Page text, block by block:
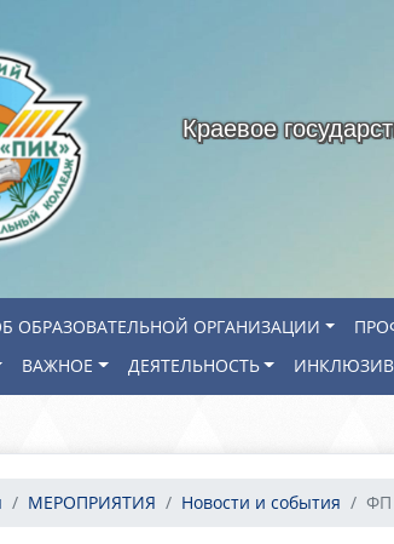
Краевое
ОБРАЗОВАТЕЛЬНОЙ ОРГАНИЗАЦИИ
ВАЖНОЕ ДЕЯТЕЛЬНОСТЬ
МЕРОПРИЯТИЯ Новости и события ФП